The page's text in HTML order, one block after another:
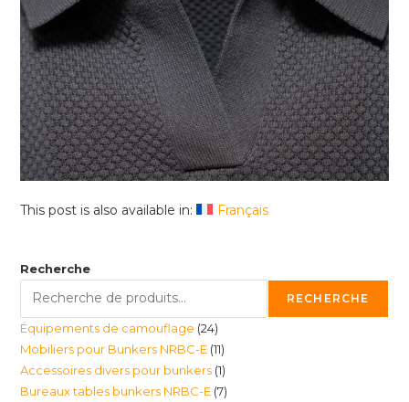
This post is also available in: Français
Recherche
RECHERCHE
Équipements de camouflage 2424
produits
Mobiliers pour Bunkers NRBC-E 1111
produits
Accessoires divers pour bunkers 11
produit
Bureaux tables bunkers NRBC-E 77